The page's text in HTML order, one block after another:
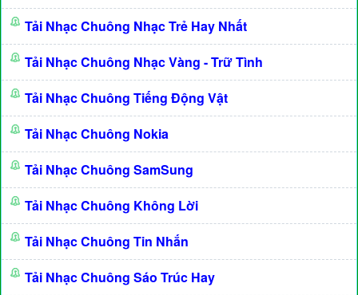
Tải Nhạc Chuông Nhạc Trẻ Hay Nhất
Tải Nhạc Chuông Nhạc Vàng - Trữ Tình
Tải Nhạc Chuông Tiếng Động Vật
Tải Nhạc Chuông Nokia
Tải Nhạc Chuông SamSung
Tải Nhạc Chuông Không Lời
Tải Nhạc Chuông Tin Nhắn
Tải Nhạc Chuông Sáo Trúc Hay